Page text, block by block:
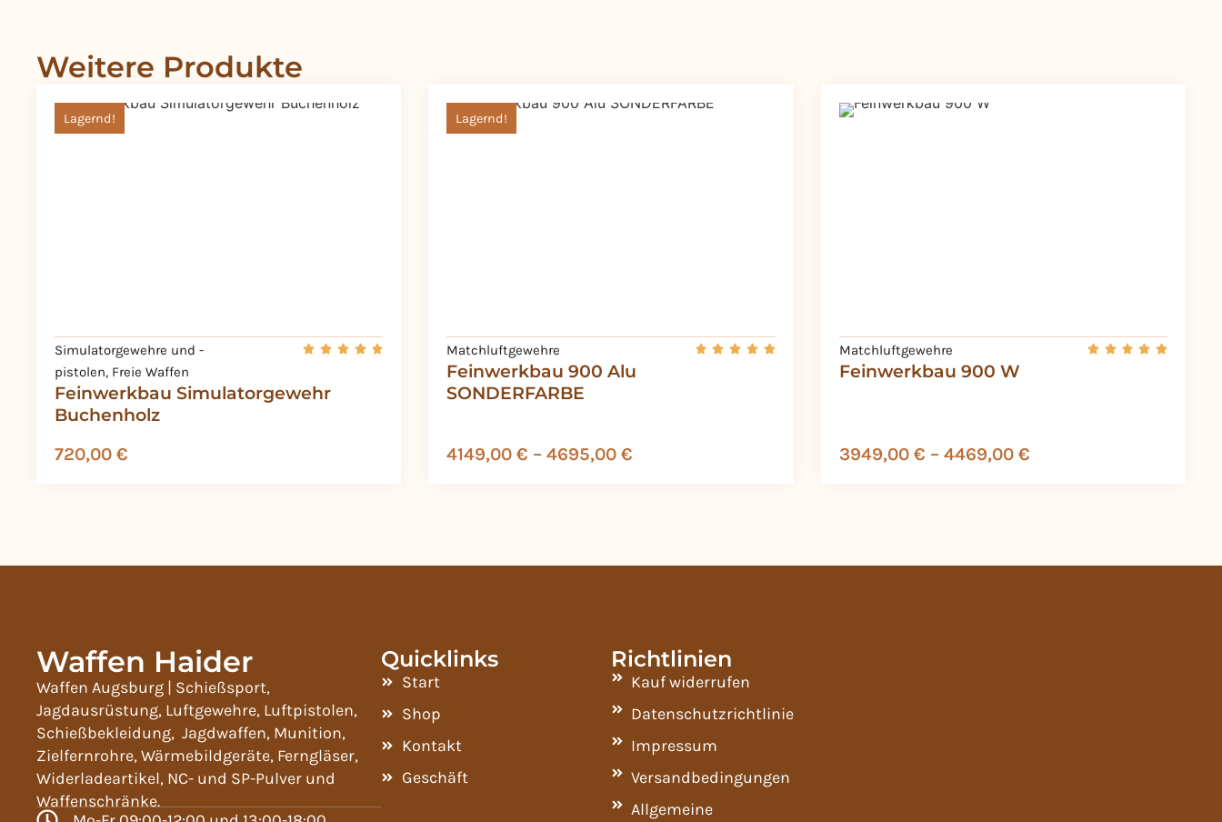
Weitere Produkte
Feinwerkbau Simulatorgewehr
Buchenholz
Lagernd!
Simulatorgewehre und -
pistolen, Freie Waffen
720,00 €
Feinwerkbau 900 Alu
SONDERFARBE
Lagernd!
Matchluftgewehre
4149,00€ –4695,00€
Feinwerkbau 900 W
Matchluftgewehre
3949,00 € – 4469,00 €
Waffen Haider
Waffen Augsburg | Schießsport,
Jagdausrüstung, Luftgewehre, Luftpistolen,
Schießbekleidung, Jagdwaffen, Munition,
Zielfernrohre, Wärmebildgeräte, Ferngläser,
Widerladeartikel, NC- und SP-Pulver und
Waffenschränke.
Quicklinks
Start
Shop
Kontakt
Geschäft
Richtlinien
Kauf widerrufen
Datenschutzrichtlinie
Impressum
Versandbedingungen
Allgemeine